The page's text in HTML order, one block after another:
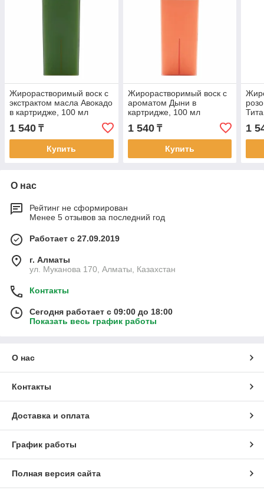
Жирорастворимый воск с
экстрактом масла Авокадо
в картридже, 100 мл
1 540 ₸
Купить
Жирорастворимый воск с
ароматом Дыни в
картридже, 100 мл
1 540₸
Купить
1
О нас
Рейтинг не сформирован
Менее 5 отзывов за последний год
Работает с 27.09.2019
г. Алматы
ул. Муканова 170, Алматы, Казахстан
Контакты
Сегодня работает с 09:00 до 18:00
Показать весь график работы
О нас
Контакты
Доставка и оплата
График работы
Полная версия сайта